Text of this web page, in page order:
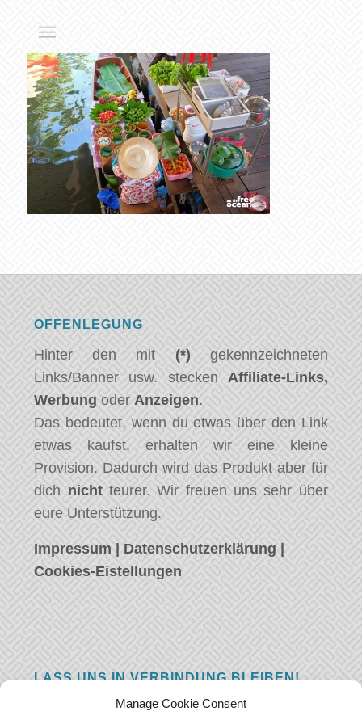
Manage Cookie Consent
OFFENLEGUNG
Hinter den mit (*) gekennzeichneten
Links/Banner usw. stecken Affiliate-Links,
Werbung oderAnzeigen.
Das bedeutet, wenn du etwas über den Link
etwas kaufst, erhalten wir eine kleine
Provision. Dadurch wird das Produkt aber für
dich nichtteurer. Wir freuen uns sehr über
eure Unterstützung.
Impressum | Datenschutzerklärung |
Cookies-Eistellungen
LASS UNS IN VERBINDUNG BLEIBEN!
Hast eine Frage, einen Kommentar, oder